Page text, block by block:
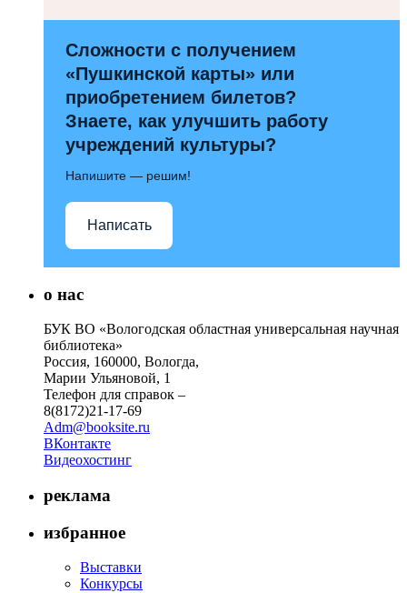
Сложности с получением
«Пушкинской карты» или
приобретением билетов?
Знаете, как улучшить работу
учреждений культуры?
Напишите — решим!
Написать
о нас
БУК ВО «Вологодская областная универсальная научная
библиотека»
Россия, 160000, Вологда,
Марии Ульяновой, 1
Телефон для справок –
8(8172)21-17-69
Adm@booksite.ru
ВКонтакте
Видеохостинг
реклама
избранное
Выставки
Конкурсы